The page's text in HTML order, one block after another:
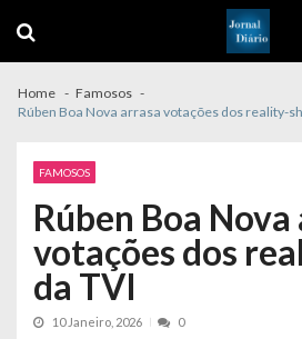
navigation
content
Home
Famosos
Rúben Boa Nova arrasa votações dos reality-
FAMOSOS
Rúben Boa Nova
votações dos
da TVI
10 Janeiro, 2026 0